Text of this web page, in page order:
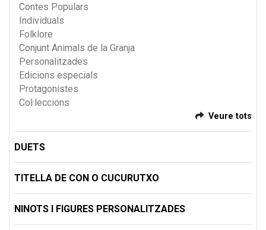
Contes Populars
Individuals
Folklore
Conjunt Animals de la Granja
Personalitzades
Edicions especials
Protagonistes
Col·leccions
Veure tots
DUETS
TITELLA DE CON O CUCURUTXO
NINOTS I FIGURES PERSONALITZADES